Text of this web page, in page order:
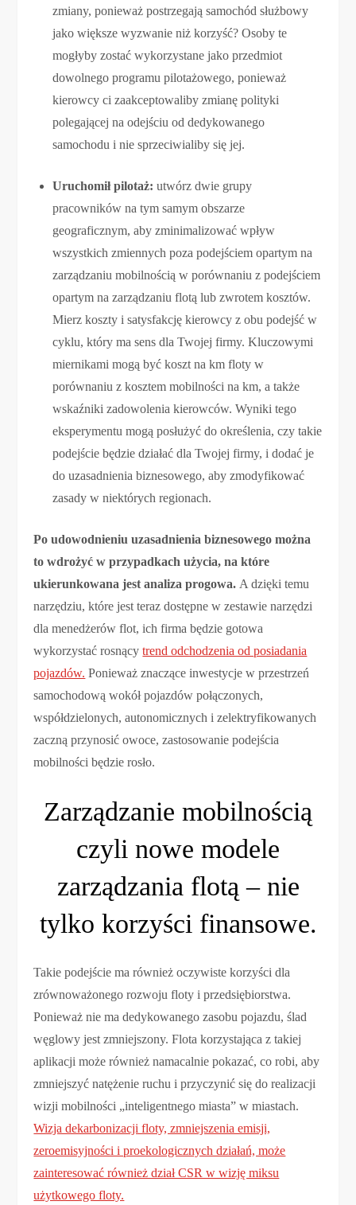
zmiany, ponieważ postrzegają samochód służbowy
jako większe wyzwanie niż korzyść? Osoby te
mogłyby zostać wykorzystane jako przedmiot
dowolnego programu pilotażowego, ponieważ
kierowcy ci zaakceptowaliby zmianę polityki
polegającej na odejściu od dedykowanego
samochodu i nie sprzeciwialiby się jej.
Uruchomił pilotaż:utwórz dwie grupy
pracowników na tym samym obszarze
geograficznym, aby zminimalizować wpływ
wszystkich zmiennych poza podejściem opartym na
zarządzaniu mobilnością w porównaniu z podejściem
opartym na zarządzaniu flotą lub zwrotem kosztów.
Mierz koszty i satysfakcję kierowcy z obu podejść w
cyklu, który ma sens dla Twojej firmy. Kluczowymi
miernikami mogą być koszt na km floty w
porównaniu z kosztem mobilności na km, a także
wskaźniki zadowolenia kierowców. Wyniki tego
eksperymentu mogą posłużyć do określenia, czy takie
podejście będzie działać dla Twojej firmy, i dodać je
do uzasadnienia biznesowego, aby zmodyfikować
zasady w niektórych regionach.
Po udowodnieniu uzasadnienia biznesowego można
to wdrożyć w przypadkach użycia, na które
ukierunkowana jest analiza progowa. A dzięki temu
narzędziu, które jest teraz dostępne w zestawie narzędzi
dla menedżerów flot, ich firma będzie gotowa
wykorzystać rosnącytrend odchodzenia od posiadania
pojazdów. Ponieważ znaczące inwestycje w przestrzeń
samochodową wokół pojazdów połączonych,
współdzielonych, autonomicznych i zelektryfikowanych
zaczną przynosić owoce, zastosowanie podejścia
mobilności będzie rosło.
Zarządzanie mobilnością
czyli nowe modele
zarządzania flotą – nie
tylko korzyści finansowe.
Takie podejście ma również oczywiste korzyści dla
zrównoważonego rozwoju floty i przedsiębiorstwa.
Ponieważ nie ma dedykowanego zasobu pojazdu, ślad
węglowy jest zmniejszony. Flota korzystająca z takiej
aplikacji może również namacalnie pokazać, co robi, aby
zmniejszyć natężenie ruchu i przyczynić się do realizacji
wizji mobilności „inteligentnego miasta” w miastach.
Wizja dekarbonizacji floty, zmniejszenia emisji,
zeroemisyjności i proekologicznych działań, może
zainteresować również dział CSR w wizję miksu
użytkowego floty.